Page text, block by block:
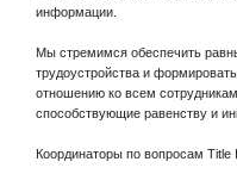
информации.
Мы стремимся обеспечить
трудоустройства и
отношению ко всем
способствующие равенству и
Координаторы по вопросам Title